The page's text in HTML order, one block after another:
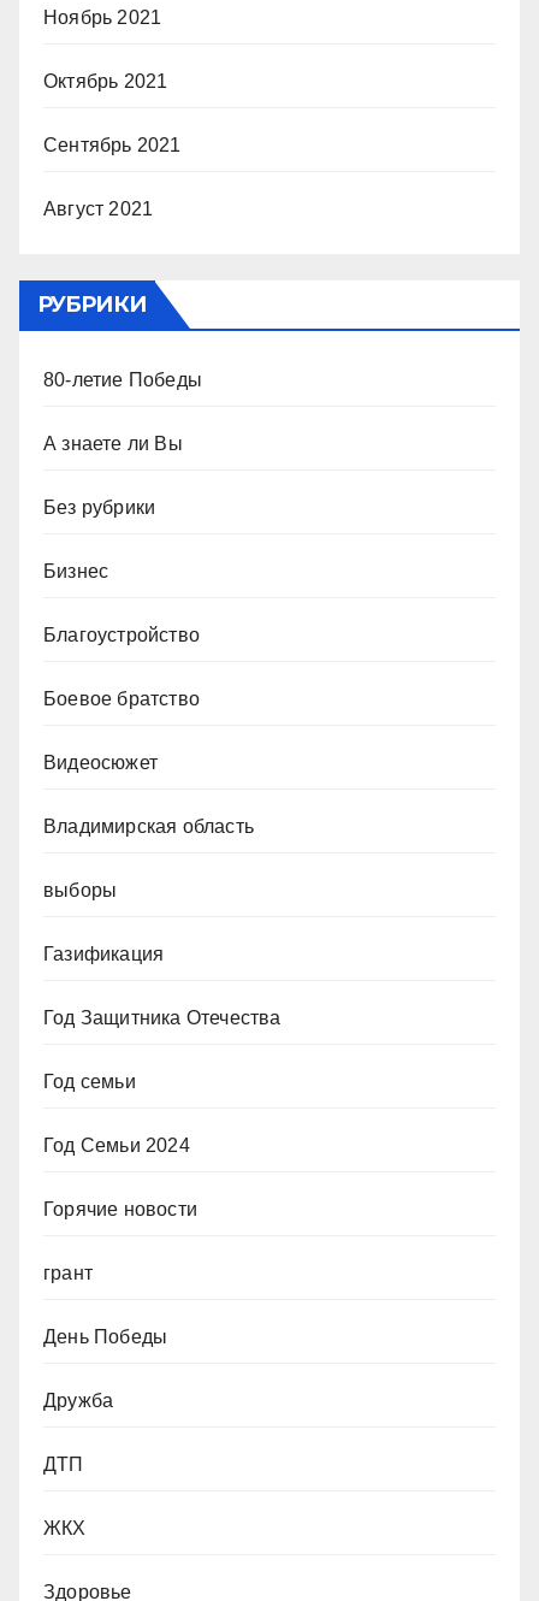
Ноябрь 2021
Октябрь 2021
Сентябрь 2021
Август 2021
РУБРИКИ
80-летие Победы
А знаете ли Вы
Без рубрики
Бизнес
Благоустройство
Боевое братство
Видеосюжет
Владимирская область
выборы
Газификация
Год Защитника Отечества
Год семьи
Год Семьи 2024
Горячие новости
грант
День Победы
Дружба
ДТП
ЖКХ
Здоровье